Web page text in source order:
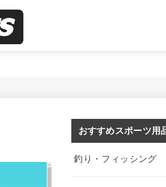
おすすめスポーツ用
釣り・フィッシング